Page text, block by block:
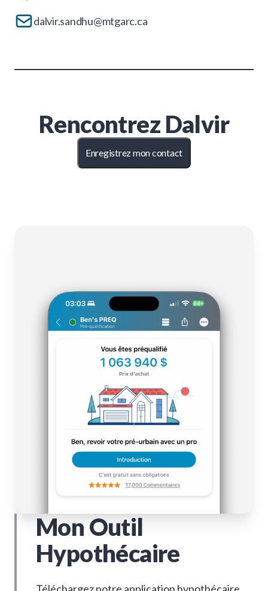
dalvir.sandhu@mtgarc.ca
Rencontrez Dalvir
Enregistrez mon contact
Mon Outil
Hypothécaire